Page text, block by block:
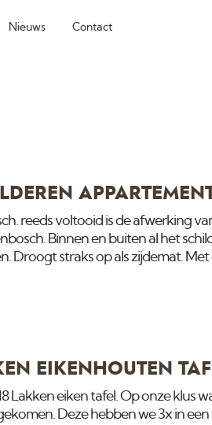
Nieuws Contact
reeds voltooid is de afwerking
Binnen en buiten al het
Droogt straks op als zijdemat.
EIKENHOUTEN
Lakken eiken tafel. Op onze klus
Deze hebben we 3x in